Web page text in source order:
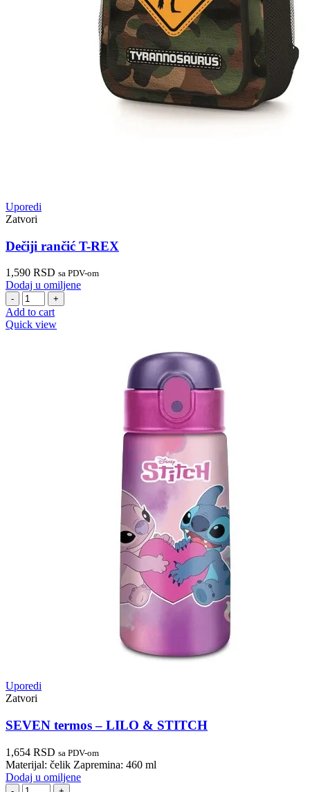
Uporedi
Zatvori
Dečiji rančić T-REX
1,590 RSD sa PDV-om
Dodaj u omiljene
Dečiji
rančić
T-
Add to cart
Quick view
Uporedi
Zatvori
SEVEN termos – LILO & STITCH
1,654 RSD sa PDV-om
Materijal: čelik Zapremina: 460 ml
Dodaj u omiljene
SEVEN